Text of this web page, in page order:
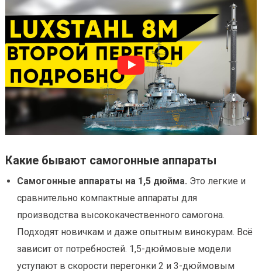
Какие бывают самогонные аппараты
Самогонные аппараты на 1,5 дюйма. Это легкие и
сравнительно компактные аппараты для
производства высококачественного самогона.
Подходят новичкам и даже опытным винокурам. Всё
зависит от потребностей. 1,5-дюймовые модели
уступают в скорости перегонки 2 и 3-дюймовым